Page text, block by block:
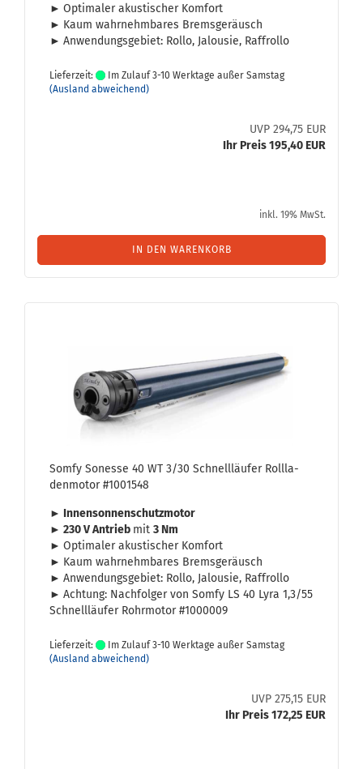
► Op­ti­ma­ler akus­ti­scher Kom­fort
► Kaum wahr­nehm­ba­res Brems­ge­räusch
► An­wen­dungs­ge­biet: Rollo, Ja­lou­sie, Raf­frol­lo
Lieferzeit:
Im Zulauf 3-10 Werktage außer Samstag
(Ausland abweichend)
UVP 294,75 EUR
Ihr Preis 195,40 EUR
inkl. 19% MwSt.
IN DEN WARENKORB
Somfy So­nes­se 40 WT 3/30 Schnell­läu­fer Roll­la­
den­mo­tor #1001548
► In­nen­son­nen­schutz­mo­tor
► 230 V An­trieb mit 3 Nm
► Op­ti­ma­ler akus­ti­scher Kom­fort
► Kaum wahr­nehm­ba­res Brems­ge­räusch
► An­wen­dungs­ge­biet: Rollo, Ja­lou­sie, Raf­frol­lo
► Ach­tung: Nach­fol­ger von Somfy LS 40 Lyra 1,3/55
Schnell­läu­fer Rohr­mo­tor #1000009
Lieferzeit:
Im Zulauf 3-10 Werktage außer Samstag
(Ausland abweichend)
UVP 275,15 EUR
Ihr Preis 172,25 EUR